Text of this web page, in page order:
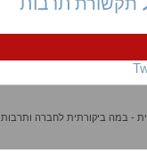
ביקורתית לחברה ותרבות